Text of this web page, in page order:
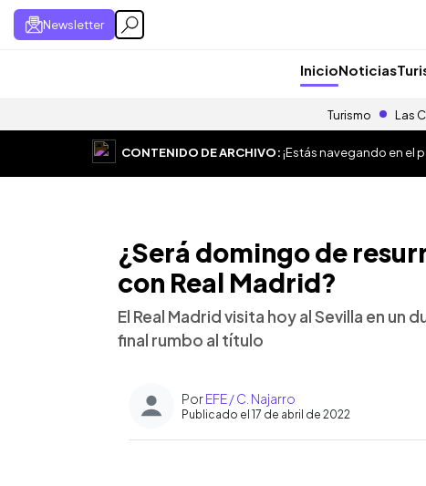
Newsletter
InicioNoticias
Turismo Las
CONTENIDO DE ARCHIVO:¡Estás navegando en el
¿Será domingo de
con Real Madrid?
El Real Madrid visita hoy al Sevilla en un
final rumbo al título
PorEFE / C. Najarro
Publicado el 17 de abril de 2022